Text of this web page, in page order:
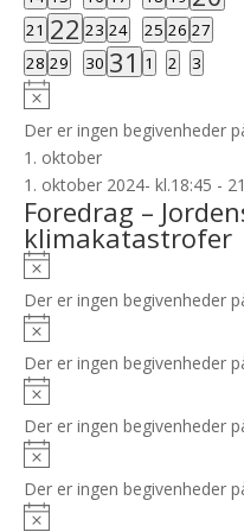
begivenheder
begivenheder
begivenheder
begivenheder
begivenheder
0
begivenheder
21 1
begivenhed
22 0
begivenheder
23 0
begivenheder
24
0
begivenheder
25 0
26 0
27
0
begivenheder
28 0
begivenheder
29
0
begivenheder
301
begivenhed
31 01
0
2
0
3
Notice
Der er ingen begivenheder
1. oktober
1. oktober 2024- kl.18:45 -
Foredrag –
klimakatastrofer
Notice
Der er ingen begivenheder
Notice
Der er ingen begivenheder
Notice
Der er ingen begivenheder
Notice
Der er ingen begivenheder
Notice